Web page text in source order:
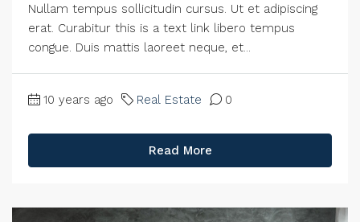
Nullam tempus sollicitudin cursus. Ut et adipiscing
erat. Curabitur this is a text link libero tempus
congue. Duis mattis laoreet neque, et...
10 years ago Real Estate 0
Read More